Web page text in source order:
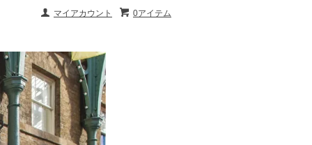
0アイテム
マイアカウント